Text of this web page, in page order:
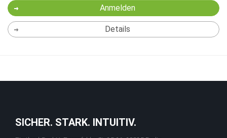
Anmelden
Details
SICHER. STARK. INTUITIV.